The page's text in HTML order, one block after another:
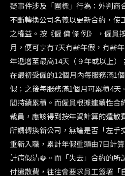
疑事件涉及「圍標」行為：外判商
不斷轉換公司名義以更新合約，使
之權益。按《僱 傭 條 例》 ，僱員
月，便可享有7天有薪年假，有薪
年遞增至最高14天（９年或以上）
在最初受僱的12個月內每服務滿1
假；之後每服務滿1個月可累積4天
間持續累積。而僱員根據連續性合
裁員，應該得到按年資計算的遣散
所謂轉換新公司，無論是否「左手
重新入職，累計年假重頭由7日計
計病假清零。而「失去」合約的所
付遣散費，往往會要求員工簽署「